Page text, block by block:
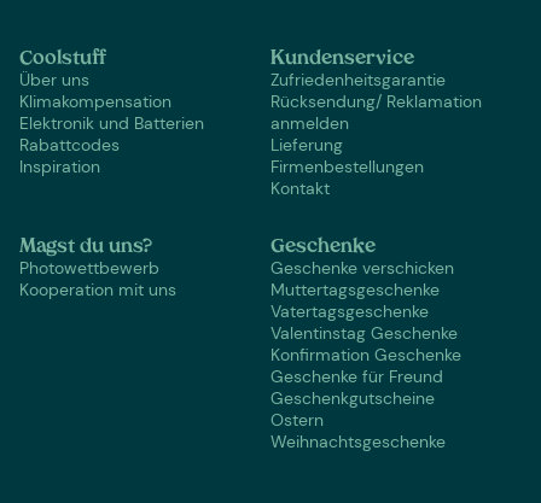
Coolstuff
Über uns
Klimakompensation
Elektronik und Batterien
Rabattcodes
Inspiration
Kundenservice
Zufriedenheitsgarantie
Rücksendung/ Reklamation
anmelden
Lieferung
Firmenbestellungen
Kontakt
Magst du uns?
Photowettbewerb
Kooperation mit uns
Geschenke
Geschenke verschicken
Muttertagsgeschenke
Vatertagsgeschenke
Valentinstag Geschenke
Konfirmation Geschenke
Geschenke für Freund
Geschenkgutscheine
Ostern
Weihnachtsgeschenke